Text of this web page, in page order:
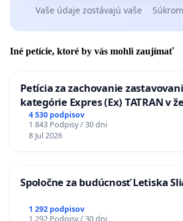
Vaše údaje zostávajú vaše
Iné petície, ktoré by vás mohli zaujímať
Petícia za zachovanie
kategórie Expres (Ex) TATRAN v
stanici Púchov
4 530 podpisov
1 843 Podpisy / 30 dni
8 Jul 2026
Spoločne za budúcnosť Letiska
1 292 podpisov
1 292 Podpisy / 30 dni